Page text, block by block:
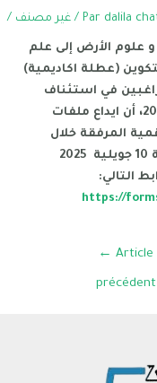
/ غير مصنف/ Par dalila
و علوم الأرض إلى علم
(عطلة اكاديمية)
2024-2025 ، و الراغبين في استئناف
الدراسة خلال الموسم الجامعي 2025-2026، أن ايداع ملفات
المرفقة خلال
2025
التالي
https://
← Article
précédent